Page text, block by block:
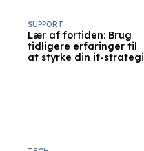
Lær af fortiden: Brug
tidligere erfaringer til
at styrke din it-strategi
SUPPORT